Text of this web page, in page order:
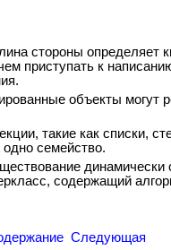
стороны определяет
приступать к
объекты могут
такие как списки,
семейство.
содержащий
Следующая